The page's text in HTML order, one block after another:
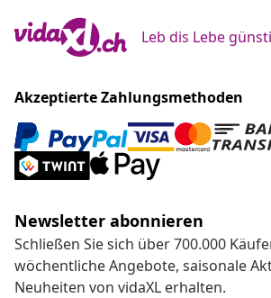
Leb dis Lebe
Akzeptierte Zahlungsmethoden
Newsletter abonnieren
Schließen Sie sich über 700.000
wöchentliche Angebote, saisonale
Neuheiten von vidaXL erhalten.